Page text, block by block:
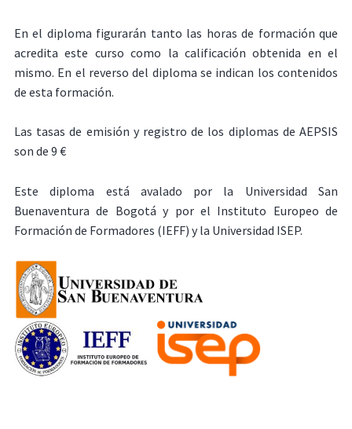
En el diploma figurarán tanto las horas de formación que
acredita este curso como la calificación obtenida en el
mismo. En el reverso del diploma se indican los contenidos
de esta formación.
Las tasas de emisión y registro de los diplomas de AEPSIS
son de 9 €
Este diploma está avalado por la Universidad San
Buenaventura de Bogotá y por el Instituto Europeo de
Formación de Formadores (IEFF) y la Universidad ISEP.